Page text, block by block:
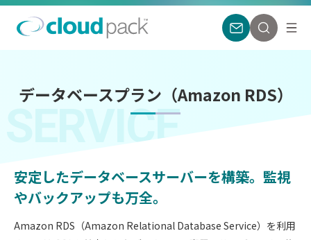
データベースプラン（Amazon RDS）
SERVICE
安定したデータベースサーバーを構築。 監視
やバックアップも万全。
Amazon RDS（Amazon Relational Database Service）を利用